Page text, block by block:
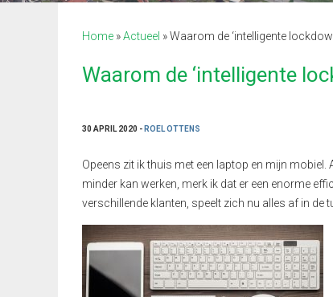
Home »Actueel »Waarom de ‘intelligente
Waarom de ‘intelligente
30 APRIL 2020 - ROEL OTTENS
Opeens zit ik thuis met een laptop en mijn
minder kan werken, merk ik dat er een enorme
verschillende klanten, speelt zich nu alles af in de